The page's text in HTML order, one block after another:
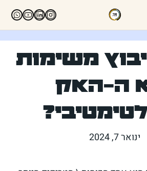
משימות
ה-האק
ינואר 7, 2024